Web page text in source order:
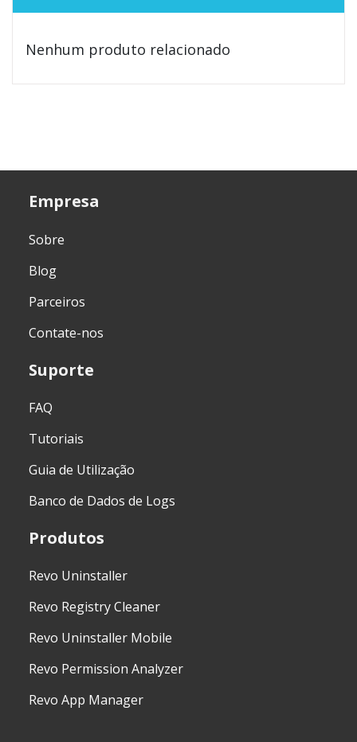
Nenhum produto relacionado
Empresa
Sobre
Blog
Parceiros
Contate-nos
Suporte
FAQ
Tutoriais
Guia de Utilização
Banco de Dados de Logs
Produtos
Revo Uninstaller
Revo Registry Cleaner
Revo Uninstaller Mobile
Revo Permission Analyzer
Revo App Manager